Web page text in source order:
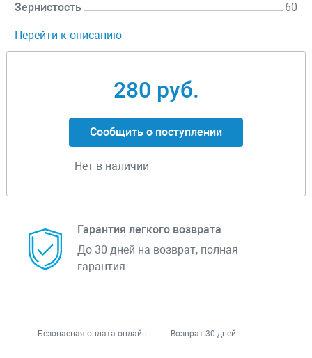
Зернистость 60
Перейти к описанию
280 руб.
Сообщить о поступлении
Нет в наличии
Гарантия легкого возврата
До 30 дней на возврат, полная
гарантия
Безопасная оплата онлайн Возврат 30 дней